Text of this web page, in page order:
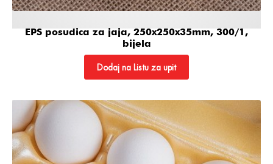
EPS posudica za jaja, 250x250x35mm, 300/1,
bijela
Dodaj na Listu za upit